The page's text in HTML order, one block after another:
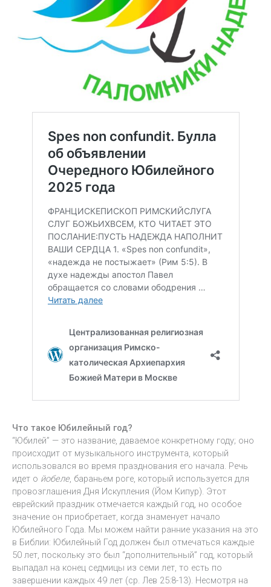
Что такое Юбилейный год?
“Юбилей” — это название, даваемое конкретному году; оно
происходит от музыкального инструмента, который
использовался во время празднования его начала. Речь
идет о йобеле, бараньем роге, который используется для
провозглашения Дня Искупления (Йом Кипур). Этот
еврейский праздник отмечается каждый год, но особое
значение он приобретает, когда знаменует начало
Юбилейного Года. Мы можем найти ранние указания на это
в Библии: Юбилейный Год должен был отмечаться каждые
50 лет, поскольку это был “дополнительный” год, который
выпадал на конец седмицы из семи лет, то есть по
завершении каждых 49 лет (ср. Лев 25:8-13). Несмотря на